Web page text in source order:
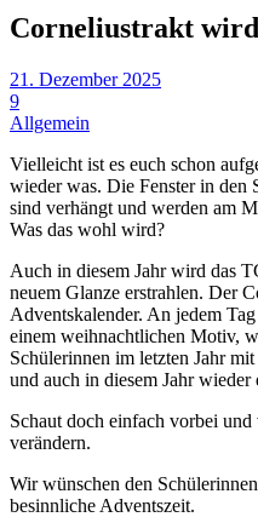
Corneliustrakt
21. Dezember 2025
9
Allgemein
Vielleicht ist es euch schon
wieder was. Die Fenster in den
sind verhängt und werden am
Was das wohl wird?
Auch in diesem Jahr wird das
neuem Glanze erstrahlen. Der
Adventskalender. An jedem
einem weihnachtlichen Motiv,
Schülerinnen im letzten Jahr
und auch in diesem Jahr wieder
Schaut doch einfach vorbei
verändern.
Wir wünschen den
besinnliche Adventszeit.